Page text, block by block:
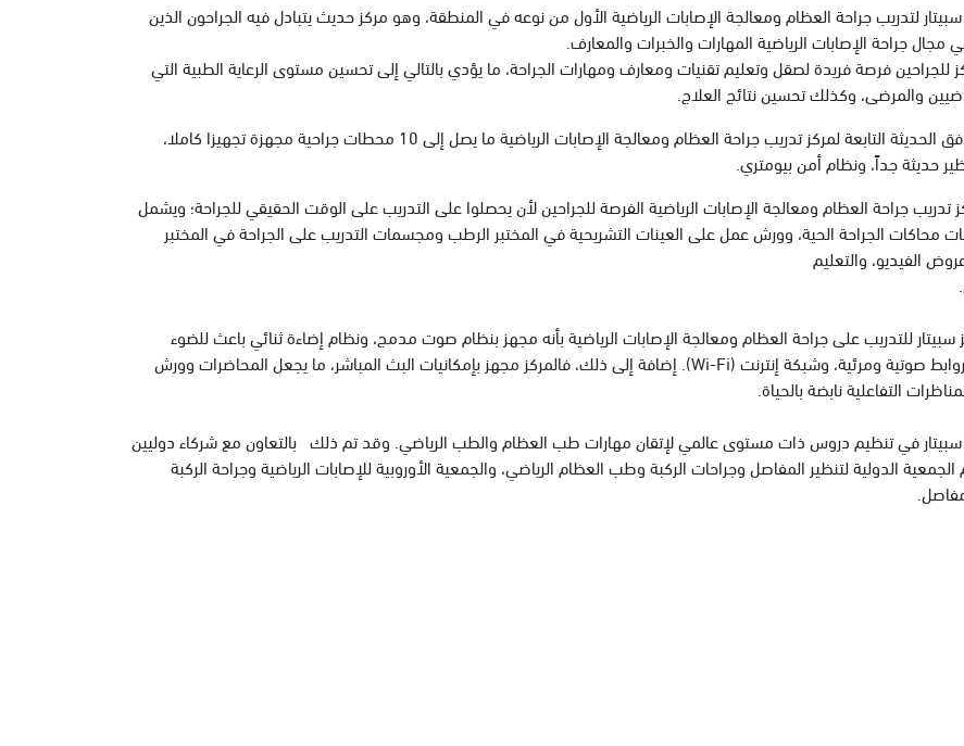
لتدريب جراحة العظام ومعالجة الإصابات الرياضية الأول من نوعه في المنطقة، وهو مركز حديث يتبادل فيه الجراحون الذين
مجال جراحة الإصابات الرياضية المهارات والخبرات والمعارف.
للجراحين فرصة فريدة لصقل وتعليم تقنيات ومعارف ومهارات الجراحة، ما يؤدي بالتالي إلى تحسين مستوى الرعاية الطبية التي
والمرضى، وكذلك تحسين نتائج العلاج.
تضم المرافق الحديثة التابعة لمركز تدريب جراحة العظام ومعالجة الإصابات الرياضية ما يصل إلى 10 محطات جراحية مجهزة تجهيزا كاملا،
حديثة جداً، ونظام أمن بيومتري.
تدريب جراحة العظام ومعالجة الإصابات الرياضية الفرصة للجراحين لأن يحصلوا على التدريب على الوقت الحقيقي للجراحة؛ ويشمل
محاكات الجراحة الحية، وورش عمل على العينات التشريحية في المختبر الرطب ومجسمات التدريب على الجراحة في المختبر
الفيديو، والتعليم
سبيتار للتدريب على جراحة العظام ومعالجة الإصابات الرياضية بأنه مجهز بنظام صوت مدمج، ونظام إضاءة ثنائي باعث للضوء
(LED)، وروابط صوتية ومرئية، وشبكة إنترنت (Wi-Fi). إضافة إلى ذلك، فالمركز مجهز بإمكانيات البث المباشر، ما يجعل المحاضرات وورش
التفاعلية نابضة بالحياة.
في تنظيم دروس ذات مستوى عالمي لإتقان مهارات طب العظام والطب الرياضي. وقد تم ذلك بالتعاون مع شركاء دوليين
الدولية لتنظير المفاصل وجراحات الركبة وطب العظام الرياضي، والجمعية الأوروبية للإصابات الرياضية وجراحة الركبة